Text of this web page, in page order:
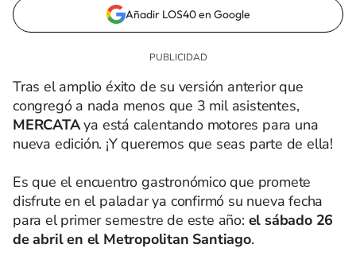
Añadir LOS40 en Google
Tras el amplio éxito de su versión anterior que
congregó a nada menos que 3 mil asistentes,
MERCATAya está calentando motores para una
nueva edición. ¡Y queremos que seas parte de ella!
Es que el encuentro gastronómico que promete
disfrute en el paladar ya confirmó su nueva fecha
para el primer semestre de este año: el sábado 26
de abril en el Metropolitan Santiago.